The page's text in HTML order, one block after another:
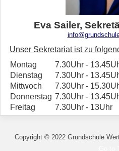
Eva Sailer,
Unser Sekretariat ist zu
Montag
7.30Uhr -
Dienstag
7.30Uhr -
Mittwoch
7.30Uhr -
Donnerstag 7.30Uhr -
Freitag
7.30Uhr - 13Uhr
Copyright © 2022 Grundschule